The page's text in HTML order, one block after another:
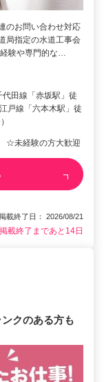
のお問い合わせ対応
局指定の水道工事会
験や専門的な…
代田線「赤坂駅」徒
戸線「六本木駅」徒
☆未経験の方大歓迎
終了日： 2026/08/21
掲載終了まであと14日
クのある方も